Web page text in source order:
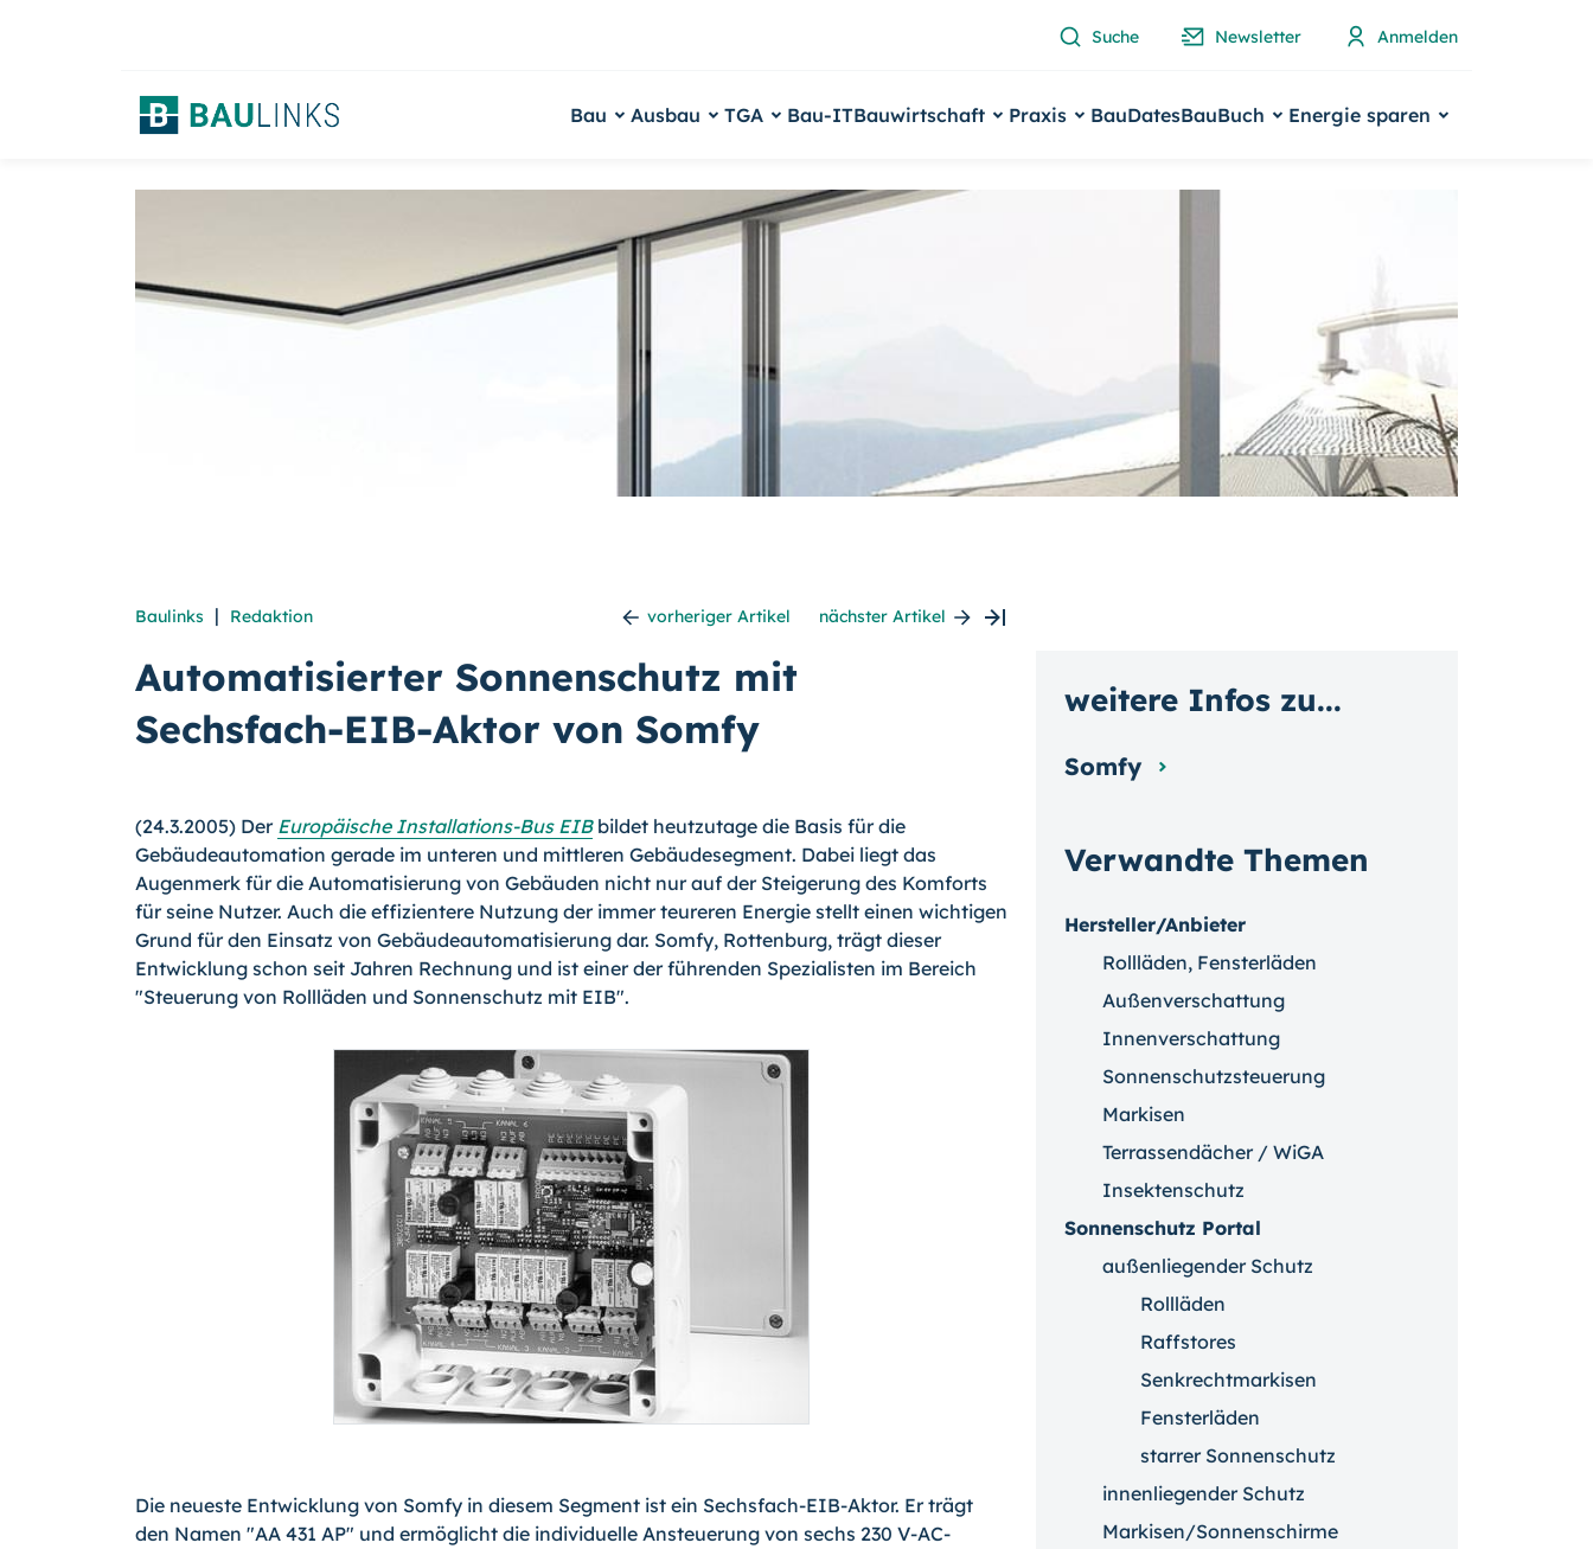
Suche Newsletter Anmelden
Bau Ausbau TGA Bau-ITBauwirtschaft Praxis BauDatesBauBuch Energie sparen
Baulinks | Redaktion vorheriger Artikel nächster Artikel
Automatisierter Sonnenschutz mit
Sechsfach-EIB-Aktor von Somfy
(24.3.2005) Der Europäische Installations-Bus EIBbildet heutzutage die Basis für die
Gebäudeautomation gerade im unteren und mittleren Gebäudesegment. Dabei liegt das
Augenmerk für die Automatisierung von Gebäuden nicht nur auf der Steigerung des Komforts
für seine Nutzer. Auch die effizientere Nutzung der immer teureren Energie stellt einen wichtigen
Grund für den Einsatz von Gebäudeautomatisierung dar. Somfy, Rottenburg, trägt dieser
Entwicklung schon seit Jahren Rechnung und ist einer der führenden Spezialisten im Bereich
"Steuerung von Rollläden und Sonnenschutz mit EIB".
Die neueste Entwicklung von Somfy in diesem Segment ist ein Sechsfach-EIB-Aktor. Er trägt
den Namen "AA 431 AP" und ermöglicht die individuelle Ansteuerung von sechs 230 V-AC-
Verwandte Themen
Hersteller/Anbieter
Rollläden, Fensterläden
Außenverschattung
Innenverschattung
Sonnenschutzsteuerung
Markisen
Terrassendächer / WiGA
Insektenschutz
Sonnenschutz Portal
außenliegender Schutz
Rollläden
Raffstores
Senkrechtmarkisen
Fensterläden
starrer Sonnenschutz
innenliegender Schutz
Markisen/Sonnenschirme
weitere Infos zu...
Somfy